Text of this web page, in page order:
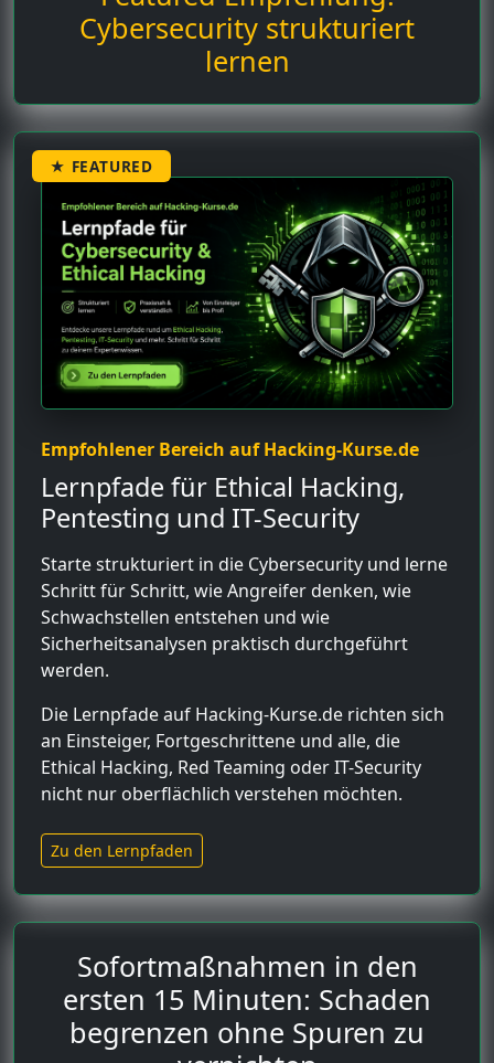
Cybersecurity strukturiert
lernen
★ FEATURED
Empfohlener Bereich auf Hacking-Kurse.de
Lernpfade für Ethical Hacking,
Pentesting und IT-Security
Starte strukturiert in die Cybersecurity und lerne
Schritt für Schritt, wie Angreifer denken, wie
Schwachstellen entstehen und wie
Sicherheitsanalysen praktisch durchgeführt
werden.
Die Lernpfade auf Hacking-Kurse.de richten sich
an Einsteiger, Fortgeschrittene und alle, die
Ethical Hacking, Red Teaming oder IT-Security
nicht nur oberflächlich verstehen möchten.
Zu den Lernpfaden
Sofortmaßnahmen in den
ersten 15 Minuten: Schaden
begrenzen ohne Spuren zu